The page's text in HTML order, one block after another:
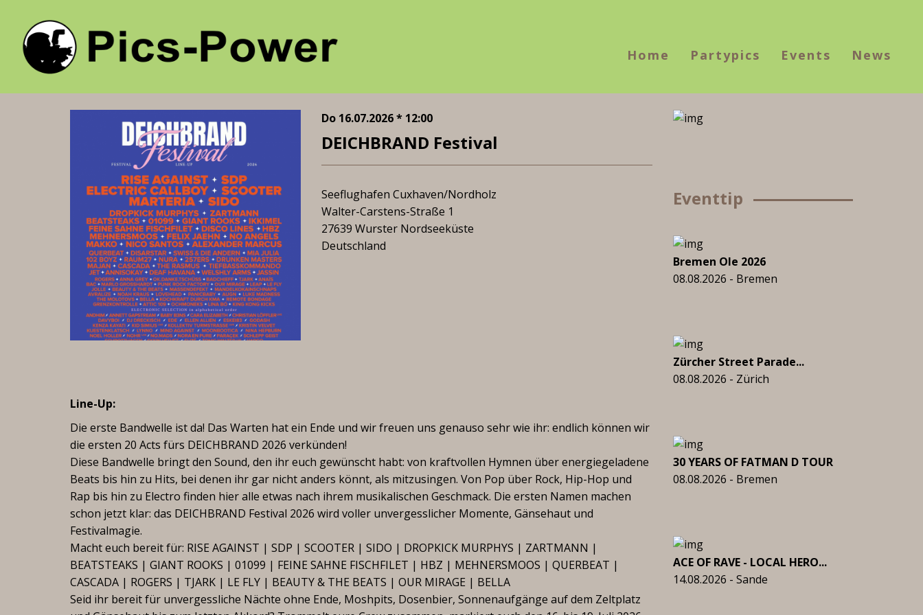
Home Partypics Events News
Do 16.07.2026 * 12:00
DEICHBRAND Festival
Seeflughafen Cuxhaven/Nordholz
Walter-Carstens-Straße 1
27639 Wurster Nordseeküste
Deutschland
Line-Up:
Die erste Bandwelle ist da! Das Warten hat ein Ende und wir freuen uns genauso sehr wie ihr: endlich können wir
die ersten 20 Acts fürs DEICHBRAND 2026 verkünden!
Diese Bandwelle bringt den Sound, den ihr euch gewünscht habt: von kraftvollen Hymnen über energiegeladene
Beats bis hin zu Hits, bei denen ihr gar nicht anders könnt, als mitzusingen. Von Pop über Rock, Hip-Hop und
Rap bis hin zu Electro finden hier alle etwas nach ihrem musikalischen Geschmack. Die ersten Namen machen
schon jetzt klar: das DEICHBRAND Festival 2026 wird voller unvergesslicher Momente, Gänsehaut und
Festivalmagie.
Macht euch bereit für: RISE AGAINST | SDP | SCOOTER | SIDO | DROPKICK MURPHYS | ZARTMANN |
BEATSTEAKS | GIANT ROOKS | 01099 | FEINE SAHNE FISCHFILET | HBZ | MEHNERSMOOS | QUERBEAT |
CASCADA | ROGERS | TJARK | LE FLY | BEAUTY & THE BEATS | OUR MIRAGE | BELLA
Seid ihr bereit für unvergessliche Nächte ohne Ende, Moshpits, Dosenbier, Sonnenaufgänge auf dem Zeltplatz
Eventtip
Bremen Ole 2026
08.08.2026 - Bremen
Zürcher Street Parade...
08.08.2026 - Zürich
30 YEARS OF FATMAN D TOUR
08.08.2026 - Bremen
ACE OF RAVE - LOCAL HERO...
14.08.2026 - Sande